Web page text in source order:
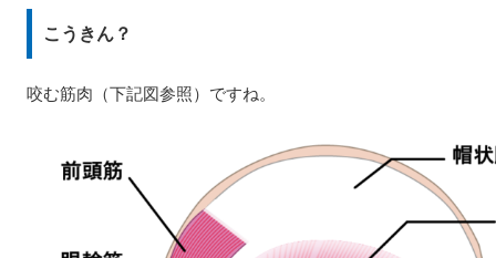
こうきん？
咬む筋肉（下記図参照）ですね。